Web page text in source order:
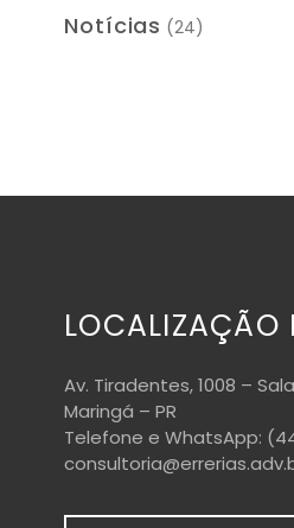
Notícias (24)
LOCALIZAÇÃO
Av. Tiradentes, 1008 –
Maringá – PR
Telefone e WhatsApp: